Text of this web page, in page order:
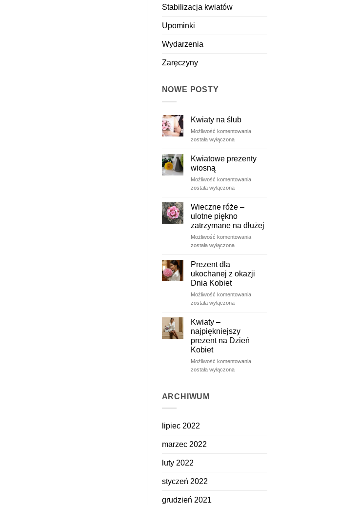
Stabilizacja kwiatów
Upominki
Wydarzenia
Zaręczyny
NOWE POSTY
Kwiaty na ślub
Możliwość komentowaniaKwiaty
została wyłączona
Kwiatowe prezenty
wiosną
Możliwość komentowaniaKwiatowe
została wyłączona
Wieczne róże –
ulotne piękno
zatrzymane na dłużej
Możliwość komentowaniaWieczne
piękno
zatrzymane
dłużej
została wyłączona
Prezent dla
ukochanej z okazji
Dnia Kobiet
Możliwość komentowaniaPrezent
została wyłączona
Kwiaty –
najpiękniejszy
prezent na Dzień
Kobiet
Możliwość komentowaniaKwiaty
została wyłączona
ARCHIWUM
lipiec 2022
marzec 2022
luty 2022
styczeń 2022
grudzień 2021